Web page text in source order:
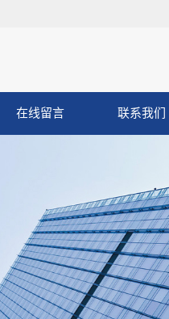
在线留言 联系我们